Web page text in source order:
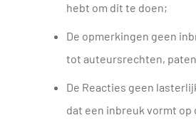
hebt om dit te doen;
De opmerkingen geen
tot auteursrechten,
De Reacties geen
dat een inbreuk vormt op